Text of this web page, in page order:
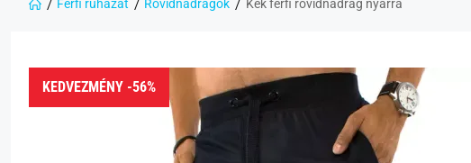
Férfi ruházat Rövidnadrágok Kék férfi rövidnadrág nyárra
KEDVEZMÉNY -56%